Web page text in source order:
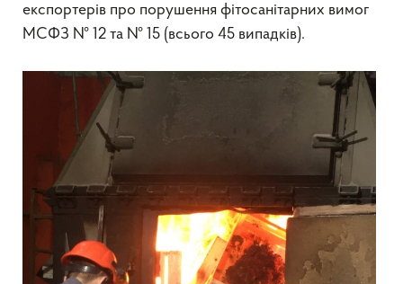
експортерів про порушення фітосанітарних вимог
МСФЗ № 12 та № 15 (всього 45 випадків).